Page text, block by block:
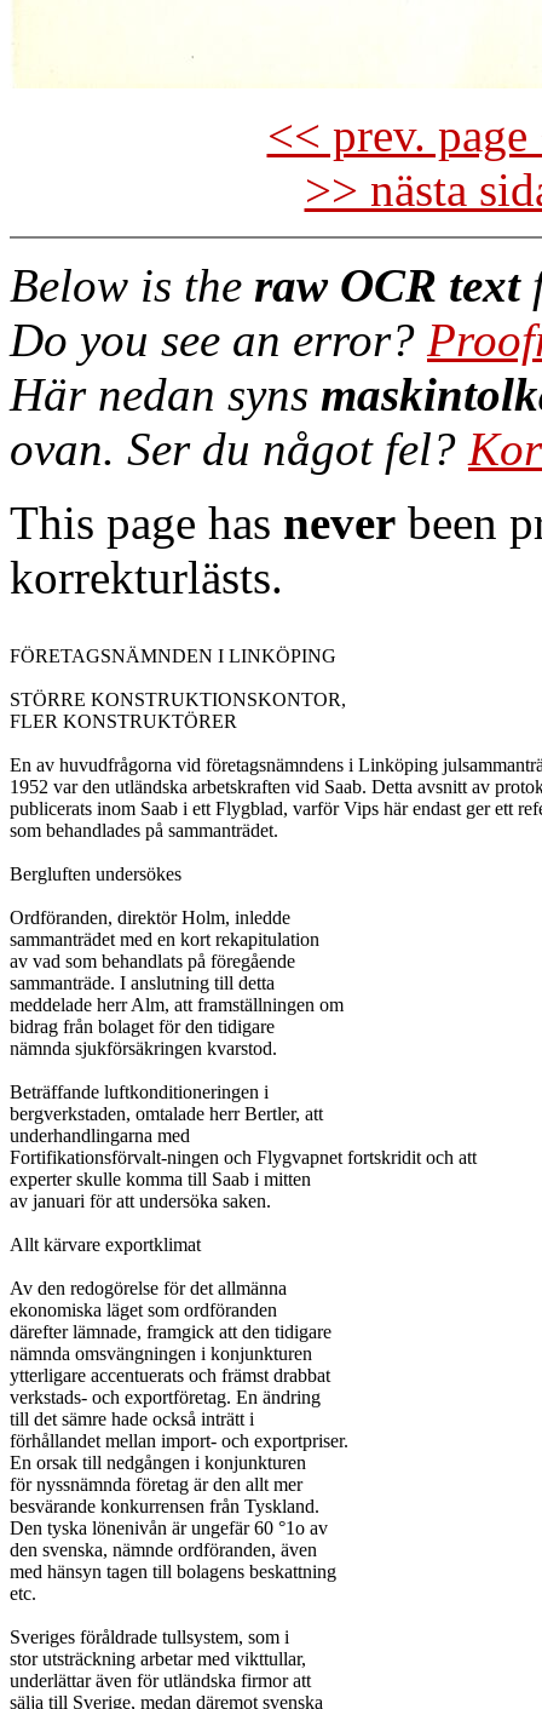
<< prev.
>> nästa
Below is the raw OCR text
Do you see an error?
Här nedan syns
ovan. Ser du något fel?
This page has never been
korrekturlästs.
FÖRETAGSNÄMNDEN I LINKÖPING
STÖRRE KONSTRUKTIONSKONTOR,
FLER KONSTRUKTÖRER
En av huvudfrågorna vid företagsnämndens i Linköping
1952 var den utländska arbetskraften vid Saab. Detta avsnitt av
publicerats inom Saab i ett Flygblad, varför Vips här endast ger ett
som behandlades på sammanträdet.
Bergluften undersökes
Ordföranden, direktör Holm, inledde
sammanträdet med en kort rekapitulation
av vad som behandlats på föregående
sammanträde. I anslutning till detta
meddelade herr Alm, att framställningen om
bidrag från bolaget för den tidigare
nämnda sjukförsäkringen kvarstod.
Beträffande luftkonditioneringen i
bergverkstaden, omtalade herr Bertler, att
underhandlingarna med
Fortifikationsförvalt-ningen och Flygvapnet fortskridit och att
experter skulle komma till Saab i mitten
av januari för att undersöka saken.
Allt kärvare exportklimat
Av den redogörelse för det allmänna
ekonomiska läget som ordföranden
därefter lämnade, framgick att den tidigare
nämnda omsvängningen i konjunkturen
ytterligare accentuerats och främst drabbat
verkstads- och exportföretag. En ändring
till det sämre hade också inträtt i
förhållandet mellan import- och exportpriser.
En orsak till nedgången i konjunkturen
för nyssnämnda företag är den allt mer
besvärande konkurrensen från Tyskland.
Den tyska lönenivån är ungefär 60 °1o av
den svenska, nämnde ordföranden, även
med hänsyn tagen till bolagens beskattning
etc.
Sveriges föråldrade tullsystem, som i
stor utsträckning arbetar med vikttullar,
underlättar även för utländska firmor att
sälja till Sverige, medan däremot svenska